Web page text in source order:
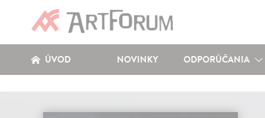
ÚVOD NOVINKY ODPORÚČANIA